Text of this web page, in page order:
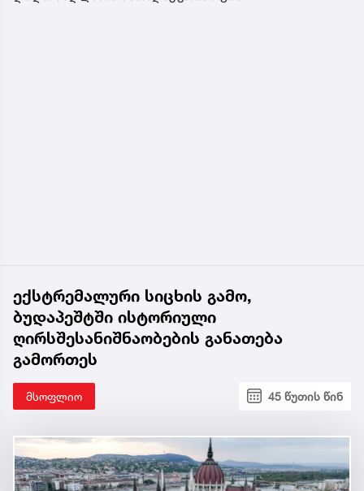
ექსტრემალური სიცხის გამო,
ბუდაპეშტში ისტორიული
ღირსშესანიშნაობების განათება
გამორთეს
მსოფლიო 45 წუთის წინ